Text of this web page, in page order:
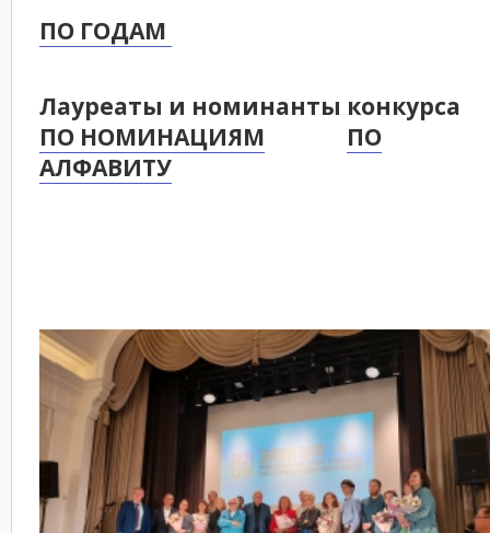
ПО ГОДАМ
Лауреаты и номинанты конкурса
ПО НОМИНАЦИЯМ
ПО
АЛФАВИТУ